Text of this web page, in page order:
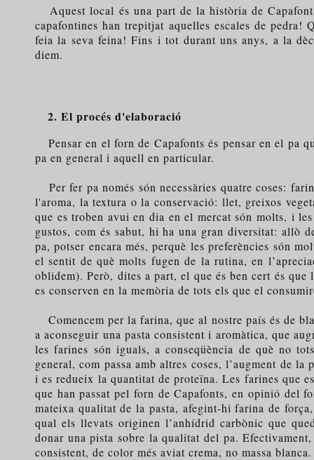
Aquest local és una part de la història de
capafontines han trepitjat aquelles escales de pedra!
feia la seva feina! Fins i tot durant uns anys, a la
diem.
2. El procés d'elaboració
Pensar en el forn de Capafonts és pensar en el pa
pa en general i aquell en particular.
Per fer pa només són necessàries quatre coses:
l'aroma, la textura o la conservació: llet, greixos
que es troben avui en dia en el mercat són molts, i
gustos, com és sabut, hi ha una gran diversitat: allò
pa, potser encara més, perquè les preferències són
el sentit de què molts fugen de la rutina, en
oblidem). Però, dites a part, el que és ben cert és
es conserven en la memòria de tots els que el
Comencem per la farina, que al nostre país és de
a aconseguir una pasta consistent i aromàtica, que
les farines són iguals, a conseqüència de què no
general, com passa amb altres coses, l’augment de
i es redueix la quantitat de proteïna. Les farines que
que han passat pel forn de Capafonts, en opinió del
mateixa qualitat de la pasta, afegint-hi farina de
qual els llevats originen l’anhídrid carbònic que
donar una pista sobre la qualitat del pa.
consistent, de color més aviat crema, no massa